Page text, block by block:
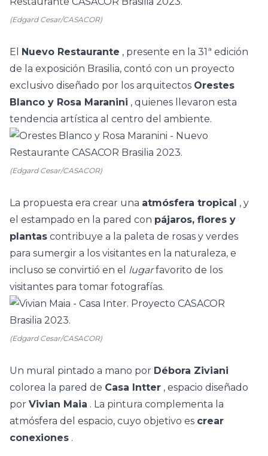
(Edgard Cesar/CASACOR)
El Nuevo Restaurante , presente en la 31ª edición
de la exposición Brasilia, contó con un proyecto
exclusivo diseñado por los arquitectos Orestes
Blanco y Rosa Maranini , quienes llevaron esta
tendencia artística al centro del ambiente.
(Edgard Cesar/CASACOR)
La propuesta era crear una atmósfera tropical , y
el estampado en la pared con pájaros, flores y
plantas contribuye a la paleta de rosas y verdes
para sumergir a los visitantes en la naturaleza, e
incluso se convirtió en el lugarfavorito de los
visitantes para tomar fotografías.
(Edgard Cesar/CASACOR)
Un mural pintado a mano por Débora Ziviani
colorea la pared de Casa Intter , espacio diseñado
por Vivian Maia . La pintura complementa la
atmósfera del espacio, cuyo objetivo es crear
conexiones .